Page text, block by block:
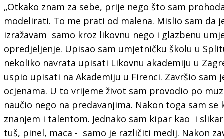
„Otkako znam za sebe, prije nego što sam
modelirati. To me prati od malena. Mislio sam da
izražavam samo kroz likovnu nego i glazbenu
opredjeljenje. Upisao sam umjetničku školu u
nekoliko navrata upisati Likovnu akademiju u
uspio upisati na Akademiju u Firenci. Završio sam
ocjenama. U to vrijeme život sam provodio po
naučio nego na predavanjima. Nakon toga sam
znanjem i talentom. Jednako sam kipar kao i
tuš, pinel, maca - samo je različiti medij. Nakon